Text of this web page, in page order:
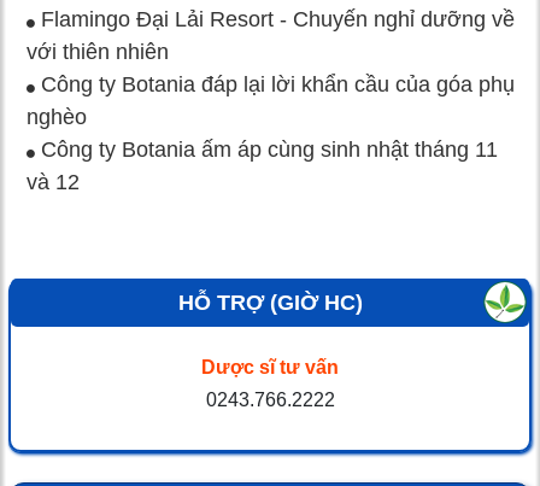
Flamingo Đại Lải Resort - Chuyến nghỉ dưỡng về
với thiên nhiên
Công ty Botania đáp lại lời khẩn cầu của góa phụ
nghèo
Công ty Botania ấm áp cùng sinh nhật tháng 11
và 12
HỖ TRỢ (GIỜ HC)
Dược sĩ tư vấn
0243.766.2222